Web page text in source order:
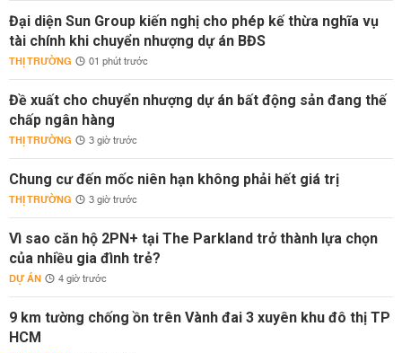
Đại diện Sun Group kiến nghị cho phép kế thừa nghĩa vụ
tài chính khi chuyển nhượng dự án BĐS
THỊ TRƯỜNG 01 phút trước
Đề xuất cho chuyển nhượng dự án bất động sản đang thế
chấp ngân hàng
THỊ TRƯỜNG 3 giờ trước
Chung cư đến mốc niên hạn không phải hết giá trị
THỊ TRƯỜNG 3 giờ trước
Vì sao căn hộ 2PN+ tại The Parkland trở thành lựa chọn
của nhiều gia đình trẻ?
DỰ ÁN 4 giờ trước
9 km tường chống ồn trên Vành đai 3 xuyên khu đô thị TP
HCM